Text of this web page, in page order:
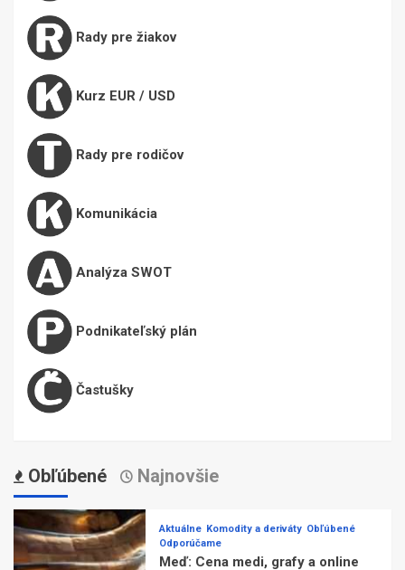
Rady pre žiakov
Kurz EUR / USD
Rady pre rodičov
Komunikácia
Analýza SWOT
Podnikateľský plán
Častušky
Obľúbené Najnovšie
Aktuálne Komodity a deriváty Obľúbené
Odporúčame
Meď: Cena medi, grafy a online